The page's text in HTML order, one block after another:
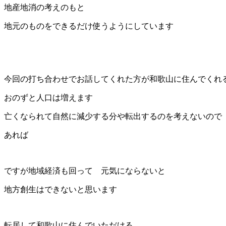
地産地消の考えのもと
地元のものをできるだけ使うようにしています
今回の打ち合わせでお話してくれた方が和歌山に住んでくれ
おのずと人口は増えます
亡くなられて自然に減少する分や転出するのを考えないので
あれば
ですが地域経済も回って 元気にならないと
地方創生はできないと思います